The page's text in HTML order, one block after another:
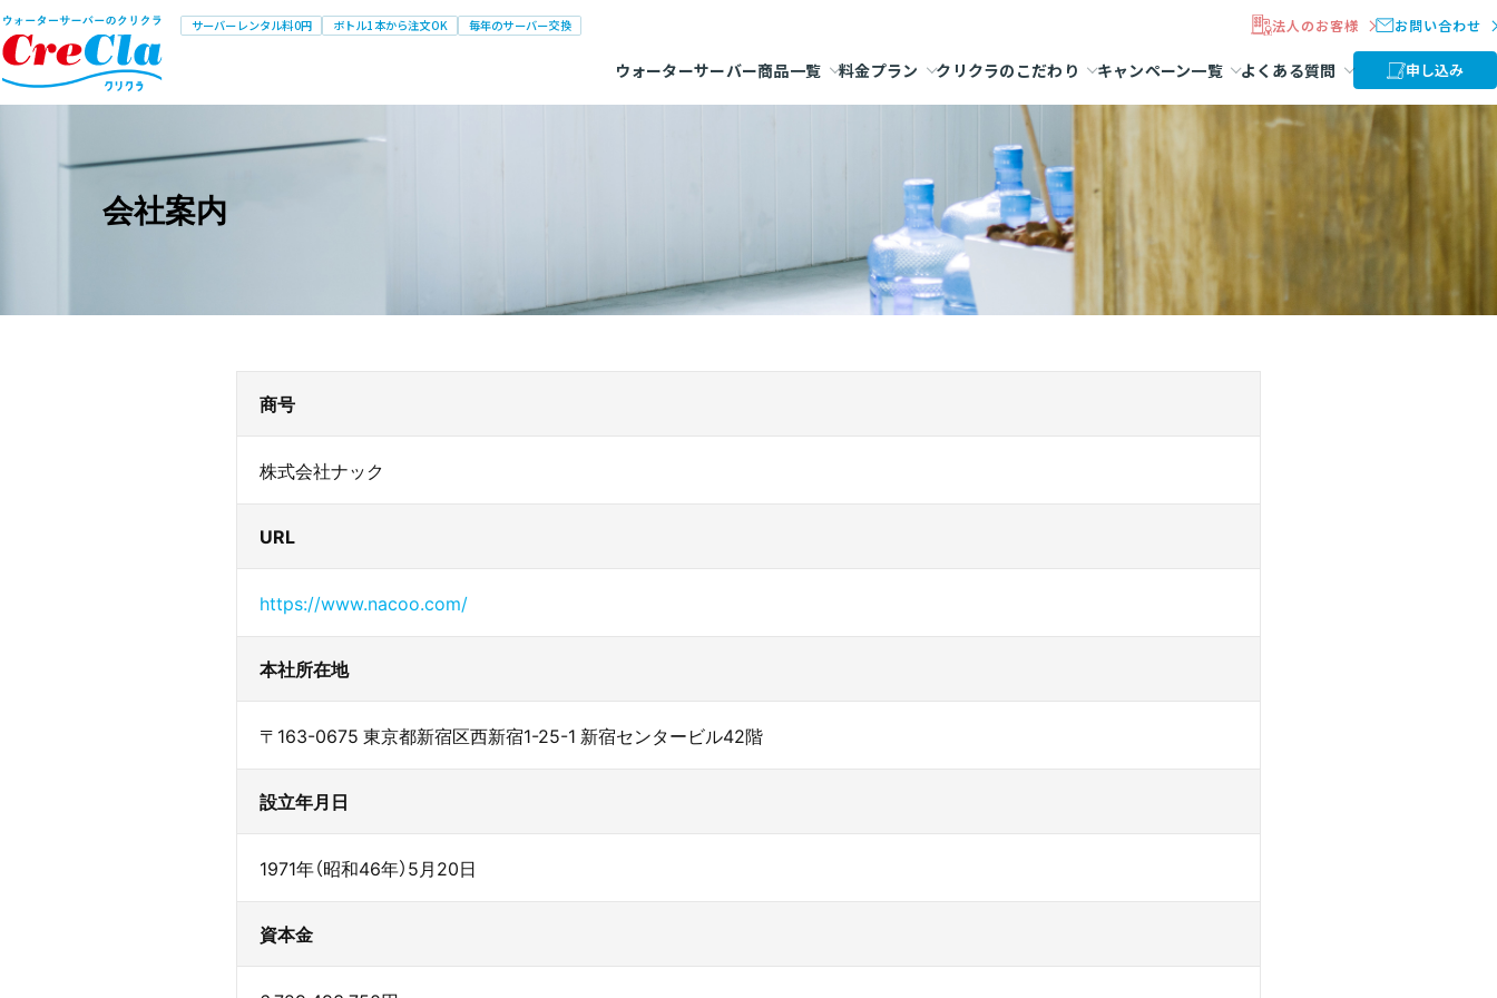
サーバーレンタル料0円 ボトル1本から注文OK 毎年のサーバー交換 法人のお客様 お問い合わせ
ウォーターサーバー商品一覧 料金プラン クリクラのこだわり キャンペーン一覧 よくある質問 申し込み
会社案内
商号
株式会社ナック
URL
https://www.nacoo.com/
本社所在地
〒163-0675 東京都新宿区西新宿1-25-1 新宿センタービル42階
設立年月日
1971年（昭和46年）5月20日
資本金